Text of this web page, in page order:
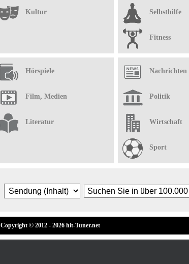
Kultur Selbsthilfe
Fitness
Hörspiele
Film, Medien
Literatur
Nachrichten
Politik
Wirtschaft
Sport
Copyright © 2012 - 2026 hit-Tuner.net